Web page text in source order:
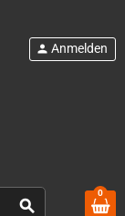
search
person Anmelden
0